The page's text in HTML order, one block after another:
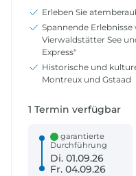
Erleben Sie
Spannende
Vierwaldstätter See
Express"
Historische und
Montreux und Gstaad
garantierte
Durchführung
Di. 01.09.26
Fr. 04.09.26
1 Termin verfügbar